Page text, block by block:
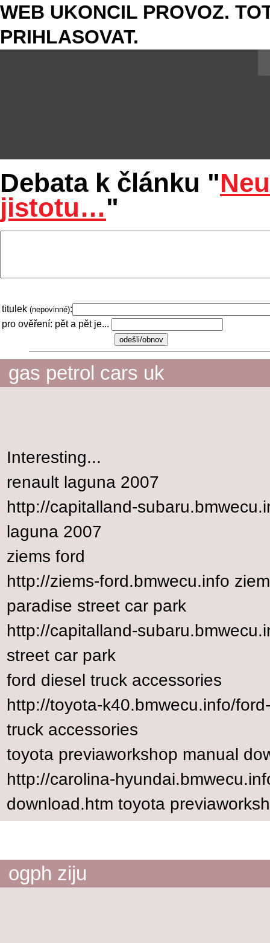
WEB UKONCIL PROVOZ.
PRIHLASOVAT.
Debata k článku "
jistotu…"
titulek (nepovinné):
pro ověření: pět a pět je...
gas petrol cars uk
Interesting...
renault laguna 2007
http://capitalland-
laguna 2007
ziems ford
http://ziems-ford.bmwecu.info
paradise street car park
http://capitalland-
street car park
ford diesel truck accessories
http://toyota-k40.bmwecu.info/
truck accessories
toyota previaworkshop manual
http://carolina-
download.htm toyota
ogph ziju